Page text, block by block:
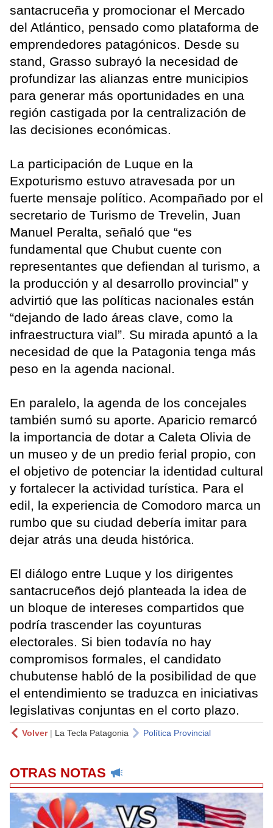
santacruceña y promocionar el Mercado
del Atlántico, pensado como plataforma de
emprendedores patagónicos. Desde su
stand, Grasso subrayó la necesidad de
profundizar las alianzas entre municipios
para generar más oportunidades en una
región castigada por la centralización de
las decisiones económicas.
La participación de Luque en la
Expoturismo estuvo atravesada por un
fuerte mensaje político. Acompañado por el
secretario de Turismo de Trevelin, Juan
Manuel Peralta, señaló que “es
fundamental que Chubut cuente con
representantes que defiendan al turismo, a
la producción y al desarrollo provincial” y
advirtió que las políticas nacionales están
“dejando de lado áreas clave, como la
infraestructura vial”. Su mirada apuntó a la
necesidad de que la Patagonia tenga más
peso en la agenda nacional.
En paralelo, la agenda de los concejales
también sumó su aporte. Aparicio remarcó
la importancia de dotar a Caleta Olivia de
un museo y de un predio ferial propio, con
el objetivo de potenciar la identidad cultural
y fortalecer la actividad turística. Para el
edil, la experiencia de Comodoro marca un
rumbo que su ciudad debería imitar para
dejar atrás una deuda histórica.
El diálogo entre Luque y los dirigentes
santacruceños dejó planteada la idea de
un bloque de intereses compartidos que
podría trascender las coyunturas
electorales. Si bien todavía no hay
compromisos formales, el candidato
chubutense habló de la posibilidad de que
el entendimiento se traduzca en iniciativas
legislativas conjuntas en el corto plazo.
Volver| La Tecla Patagonia Política Provincial
OTRAS NOTAS